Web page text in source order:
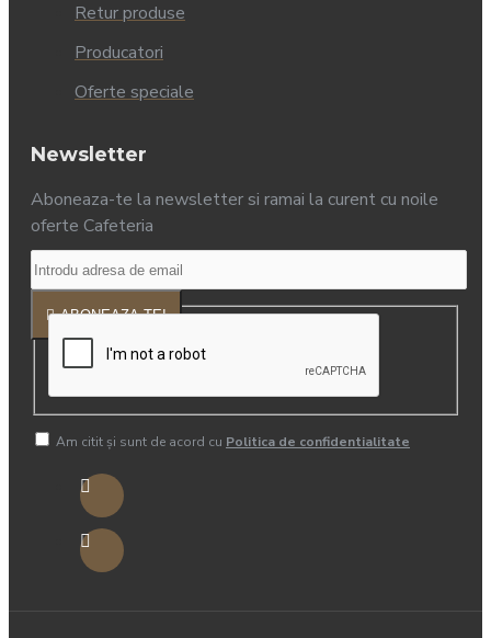
Retur produse
Producatori
Oferte speciale
Newsletter
Aboneaza-te la newsletter si ramai la curent cu noile
oferte Cafeteria
ABONEAZA-TE!
Am citit şi sunt de acord cu Politica de confidentialitate